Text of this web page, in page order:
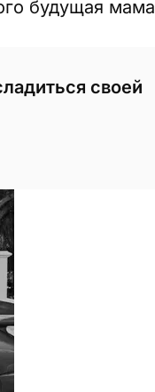
будущая мама
своей